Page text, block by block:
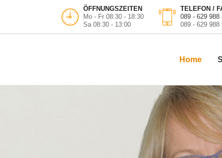
ÖFFNUNGSZEITEN
Mo - Fr 08:30 - 18:30
Sa 08:30 - 13:00
TELEFON /
089 - 629 988
089 - 629 988
Home